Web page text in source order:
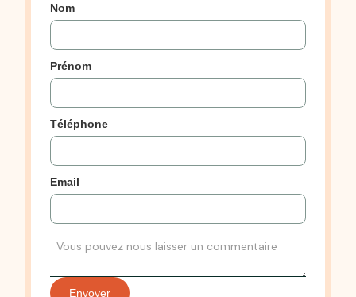
Nom
Prénom
Téléphone
Email